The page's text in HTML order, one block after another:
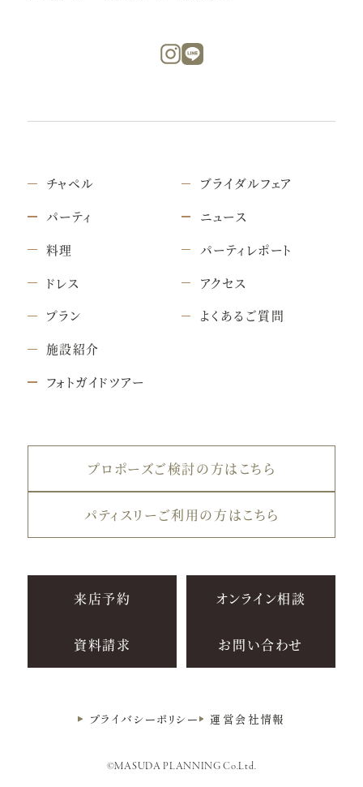
チャペル
パーティ
料理
ドレス
プラン
施設紹介
フォトガイドツアー
ブライダルフェア
ニュース
パーティレポート
アクセス
よくあるご質問
プロポーズご検討の方はこちら
パティスリーご利用の方はこちら
来店予約 オンライン相談
資料請求 お問い合わせ
プライバシーポリシー 運営会社情報
©MASUDA PLANNING Co.Ltd.